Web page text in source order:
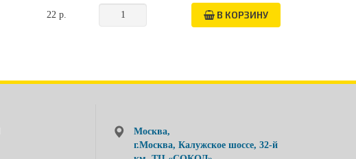
22 р. В КОРЗИНУ
Москва,
г.Москва, Калужское шоссе, 32-й